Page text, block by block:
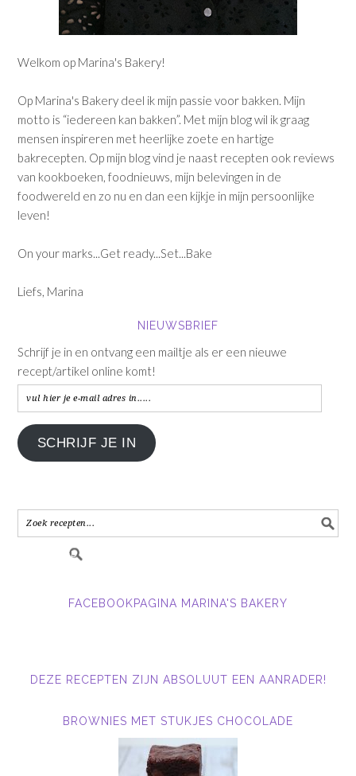
Welkom op Marina's Bakery!
Op Marina's Bakery deel ik mijn passie voor bakken. Mijn
motto is “iedereen kan bakken”. Met mijn blog wil ik graag
mensen inspireren met heerlijke zoete en hartige
bakrecepten. Op mijn blog vind je naast recepten ook reviews
van kookboeken, foodnieuws, mijn belevingen in de
foodwereld en zo nu en dan een kijkje in mijn persoonlijke
leven!
On your marks...Get ready...Set...Bake
Liefs, Marina
NIEUWSBRIEF
Schrijf je in en ontvang een mailtje als er een nieuwe
recept/artikel online komt!
vul
hier
je
e-
in.....
SCHRIJF JE IN
FACEBOOKPAGINA MARINA'S BAKERY
DEZE RECEPTEN ZIJN ABSOLUUT EEN AANRADER!
BROWNIES MET STUKJES CHOCOLADE